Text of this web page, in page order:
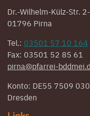
Dr.-Wilhelm-Külz-Str.
01796 Pirna
Tel.: 03501 57 10 164
Fax: 03501 52 85 61
pirna@pfarrei-
Konto: DE55 7509
Dresden